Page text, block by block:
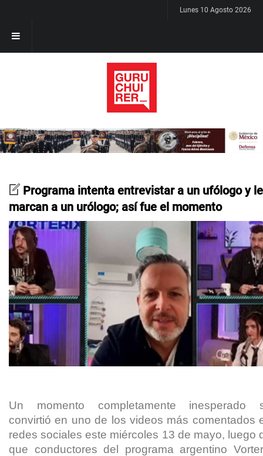
Lunes 10 Agosto 2026
Programa intenta entrevistar a un ufólogo y le
marcan a un urólogo; así fue el momento
Un momento completamente inesperado
convirtió en uno de los videos más comentados
redes sociales este miércoles 13 de mayo, luego
que conductores del programa argentino